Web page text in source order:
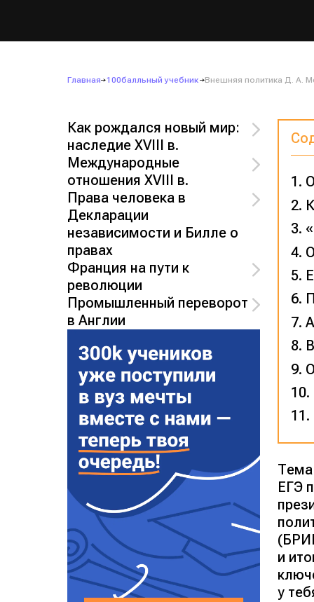
Главная 100балльный учебник Внешняя политика Д. А.
Как рождался новый мир:
наследие XVIII в.
Международные
отношения XVIII в.
Права человека в
Декларации
независимости и Билле о
правах
Франция на пути к
революции
Промышленный переворот
в Англии
Тема
ЕГЭ
и
у